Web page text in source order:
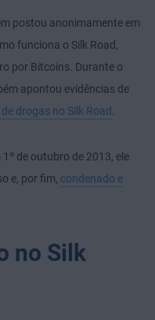
postou anonimamente em
funciona o Silk Road,
por Bitcoins. Durante o
apontou evidências de
drogas no Silk Road .
de outubro de 2013, ele
e, por fim, condenado e
no Silk